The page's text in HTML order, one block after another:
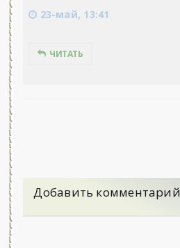
23-май, 13:41
ЧИТАТЬ
Добавить комментарий